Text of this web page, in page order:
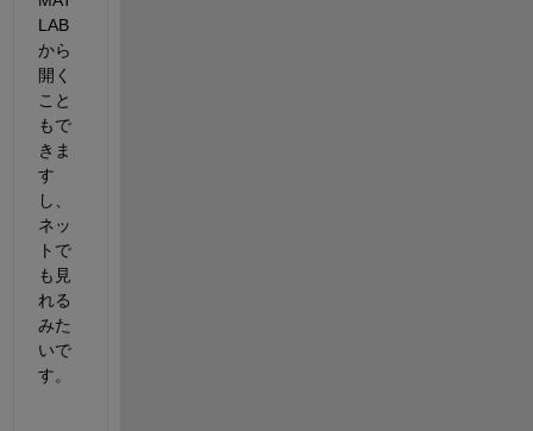
LAB
から
開く
こと
もで
きま
す
し、
ネッ
トで
も見
れる
みた
いで
す。